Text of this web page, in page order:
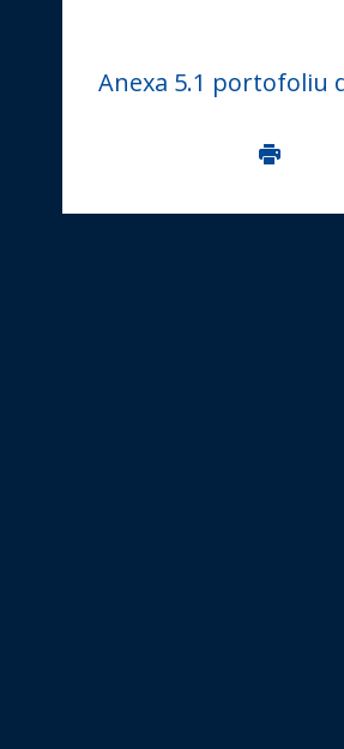
Anexa 5.1 portofoliu
Imprima